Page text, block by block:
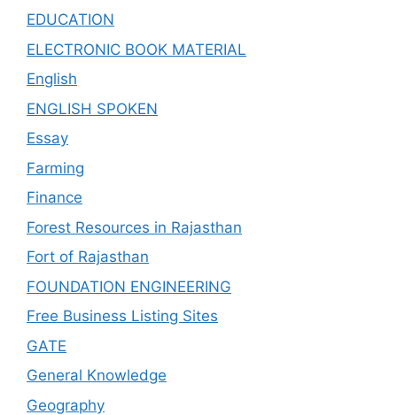
EDUCATION
ELECTRONIC BOOK MATERIAL
English
ENGLISH SPOKEN
Essay
Farming
Finance
Forest Resources in Rajasthan
Fort of Rajasthan
FOUNDATION ENGINEERING
Free Business Listing Sites
GATE
General Knowledge
Geography